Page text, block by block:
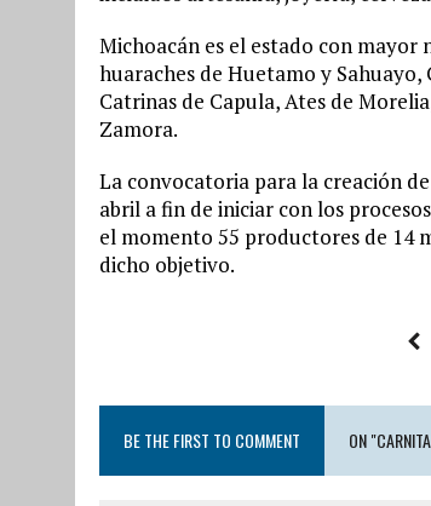
Michoacán es el estado con mayor
huaraches de Huetamo y
Catrinas de Capula, Ates de
Zamora.
La convocatoria para la creación
abril a fin de iniciar con los
el momento 55 productores de 14
dicho objetivo.
BE THE FIRST TO COMMENT ON